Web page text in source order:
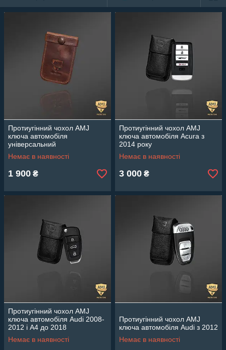
Протиугінний чохол AMJ
ключа автомобіля
універсальний
Немає в наявності
1 900 ₴
Протиугінний чохол AMJ
ключа автомобіля Acura з
2014 року
Немає в наявності
3 000 ₴
Протиугінний чохол AMJ
ключа автомобіля Audi 2008-
2012 і A4 до 2018
Немає в наявності
Протиугінний чохол AMJ
ключа автомобіля Audi з 2012
Немає в наявності